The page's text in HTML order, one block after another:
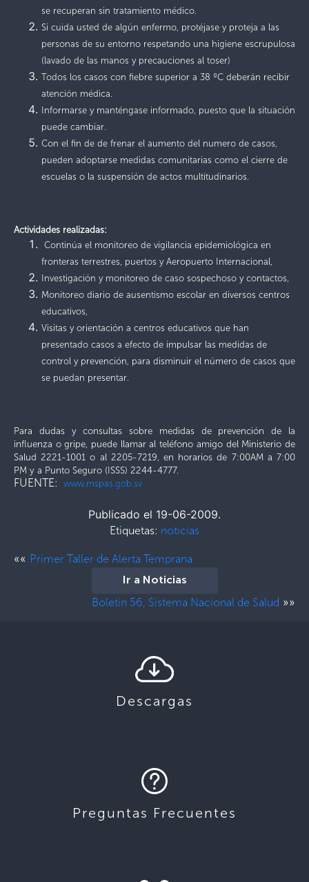
se recuperan sin tratamiento médico.
Si cuida usted de algún enfermo, protéjase y proteja a las
personas de su entorno respetando una higiene escrupulosa
(lavado de las manos y precauciones al toser)
Todos los casos con fiebre superior a 38 ºC deberán recibir
atención médica.
Informarse y manténgase informado, puesto que la situación
puede cambiar.
Con el fin de de frenar el aumento del numero de casos,
pueden adoptarse medidas comunitarias como el cierre de
escuelas o la suspensión de actos multitudinarios.
Actividades realizadas:
Continúa el monitoreo de vigilancia epidemiológica en
fronteras terrestres, puertos y Aeropuerto Internacional,
Investigación y monitoreo de caso sospechoso y contactos,
Monitoreo diario de ausentismo escolar en diversos centros
educativos,
Visitas y orientación a centros educativos que han
presentado casos a efecto de impulsar las medidas de
control y prevención, para disminuir el número de casos que
se puedan presentar.
Para dudas y consultas sobre medidas de prevención de la
influenza o gripe, puede llamar al teléfono amigo del Ministerio de
Salud 2221-1001 o al 2205-7219, en horarios de 7:00AM a 7:00
PM y a Punto Seguro (ISSS) 2244-4777.
FUENTE: www.mspas.gob.sv
Publicado el 19-06-2009.
Etiquetas: noticias
«« Primer Taller de Alerta Temprana
Ir a Noticias
Boletín 56, Sistema Nacional de Salud »»
Descargas
Preguntas Frecuentes